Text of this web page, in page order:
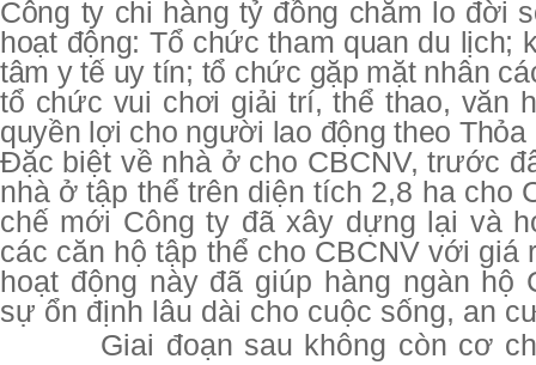
Công ty chi hàng tỷ đồng chăm lo đời
hoạt động: Tổ chức tham quan du lịch;
tâm y tế uy tín; tổ chức gặp mặt nhân
tổ chức vui chơi giải trí, thể thao, văn
quyền lợi cho người lao động theo
Đặc biệt về nhà ở cho CBCNV, trước
nhà ở tập thể trên diện tích 2,8 ha cho
chế mới Công ty đã xây dựng lại và
các căn hộ tập thể cho CBCNV với
hoạt động này đã giúp hàng ngàn hộ
sự ổn định lâu dài cho cuộc sống, an
Giai đoạn sau không còn cơ